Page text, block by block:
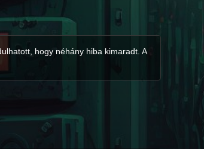
hogy néhány hiba kimaradt. A